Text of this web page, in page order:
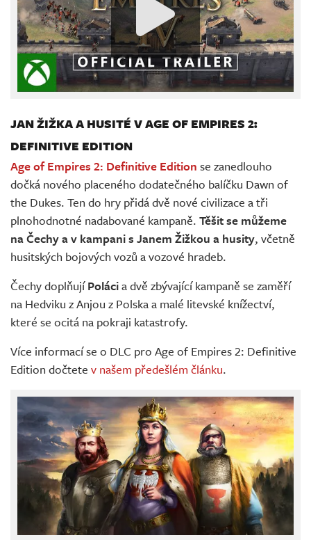
JAN ŽIŽKA A HUSITÉ V AGE OF EMPIRES 2:
DEFINITIVE EDITION
Age of Empires 2: Definitive Edition se zanedlouho
dočká nového placeného dodatečného balíčku Dawn of
the Dukes. Ten do hry přidá dvě nové civilizace a tři
plnohodnotné nadabované kampaně. Těšit se můžeme
na Čechy a v kampani s Janem Žižkou a husity, včetně
husitských bojových vozů a vozové hradeb.
Čechy doplňujíPolácia dvě zbývající kampaně se zaměří
na Hedviku z Anjou z Polska a malé litevské knížectví,
které se ocitá na pokraji katastrofy.
Více informací se o DLC pro Age of Empires 2: Definitive
Edition dočtete v našem předešlém článku.